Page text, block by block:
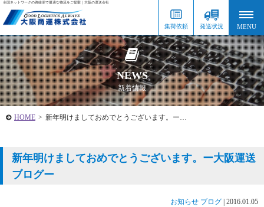
全国ネットワークの路線便で最適な物流をご提案｜大阪の運送会社
集荷依頼 発送状況
NEWS
新着情報
HOME > 新年明けましておめでとうございます。ー…
新年明けましておめでとうございます。ー大阪運送
ブログー
お知らせ ブログ 2016.01.05